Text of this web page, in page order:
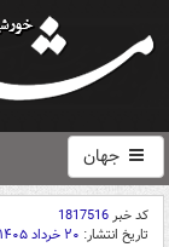
جهان
کد خبر1817516
تاریخ انتشار: ۲۰ خرداد ۱۴۰۵ - ۲۰:۲۱